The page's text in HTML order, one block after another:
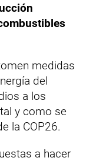
medidas
del
a los
y como se
la COP26.
a hacer